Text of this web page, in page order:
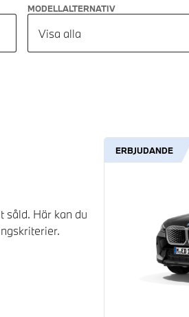
MODELLALTERNATIV
Visa alla
såld. Här kan du
ERBJUDANDE